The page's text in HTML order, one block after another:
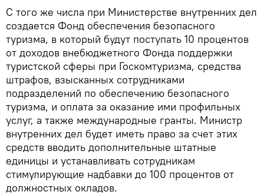
С того же числа при Министерстве внутренних дел
создается Фонд обеспечения безопасного
туризма, в который будут поступать 10 процентов
от доходов внебюджетного Фонда поддержки
туристской сферы при Госкомтуризма, средства
штрафов, взысканных сотрудниками
подразделений по обеспечению безопасного
туризма, и оплата за оказание ими профильных
услуг, а также международные гранты. Министр
внутренних дел будет иметь право за счет этих
средств вводить дополнительные штатные
единицы и устанавливать сотрудникам
стимулирующие надбавки до 100 процентов от
должностных окладов.